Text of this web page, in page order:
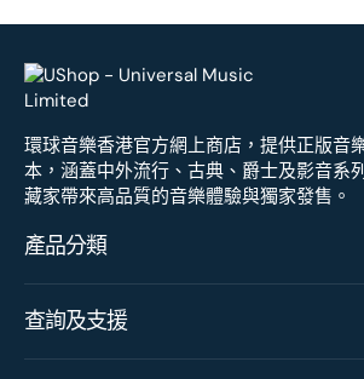
環球音樂香港官方網上商店，提供正版音
本，涵蓋中外流行、古典、爵士及影音系
藏家帶來高品質的音樂體驗與獨家發售。
產品分類
查詢及支援